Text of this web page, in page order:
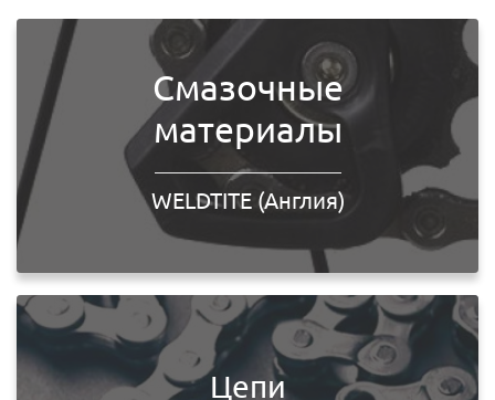
Смазочные
материалы
WELDTITE (Англия)
Цепи